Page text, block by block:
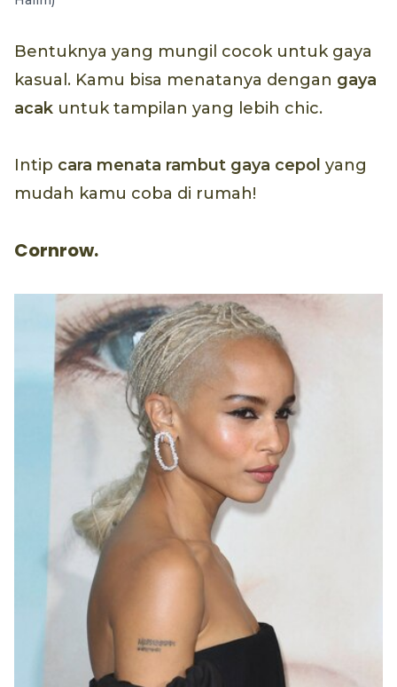
Bentuknya yang mungil cocok untuk gaya
kasual. Kamu bisa menatanya dengan gaya
acak untuk tampilan yang lebih chic.
Intip cara menata rambut gaya cepol yang
mudah kamu coba di rumah!
Cornrow.